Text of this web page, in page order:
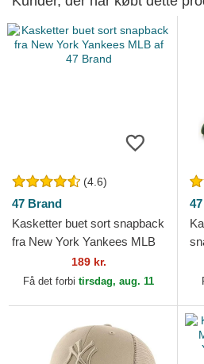
(4.6)
47 Brand
Kasketter buet sort snapback
fra New York Yankees MLB
189 kr.
Få det forbi tirsdag, aug. 11